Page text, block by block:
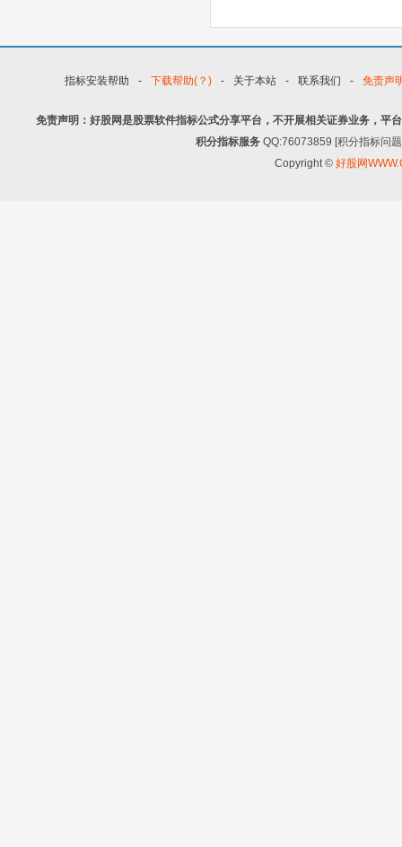
指标安装帮助 - 下载帮助(？) - 关于本站 - 联系我们 - 免责声
免责声明：好股网是股票软件指标公式分享平台，不开展相关证券业务，平
积分指标服务 QQ:76073859 [积分指标问
Copyright © 好股网